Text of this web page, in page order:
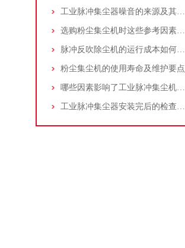
工业脉冲集尘器噪音的来源及其控制策略
选购粉尘集尘机时这些参考因素很重要！
脉冲反吹除尘机的运行成本如何控制和优化？
粉尘集尘机的使用寿命及维护要点
哪些因素影响了工业脉冲集尘机的使用寿命？
工业脉冲集尘器安装完后的检查工作详解